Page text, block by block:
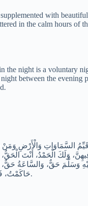
with
in the calm hours of
the night is a voluntary
between the evening
قَيِّمُ السَّمَاوَاتِ وَالْأَرْضِ
وَلَكَ الْحَمْدُ، أَنْتَ
وَسَلَّمَ حَقٌّ، وَالسَّاعَةُ حَقٌّ،
حَاكَمْتُ، فَاغْفِرْ لِي مَا قَدَّمْتُ وَمَا أَخَّرْتُ، وَمَا أَسْرَرْتُ وَمَا أَعْلَنْتُ، أَنْتَ إِلَهِي لَا إِلَهَ إِلَّا أَنْتَ.